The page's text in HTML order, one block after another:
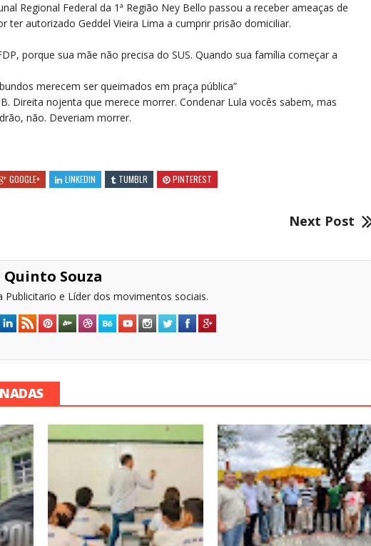
Regional Federal da 1ª Região Ney Bello passou a receber ameaças de
ter autorizado Geddel Vieira Lima a cumprir prisão domiciliar.
porque sua mãe não precisa do SUS. Quando sua família começar a
merecem ser queimados em praça pública”
Direita nojenta que merece morrer. Condenar Lula vocês sabem, mas
não. Deveriam morrer.
GOOGLE+ LINKEDIN TUMBLR PINTEREST
Next Post
Quinto Souza
Publicitario e Líder dos movimentos sociais.